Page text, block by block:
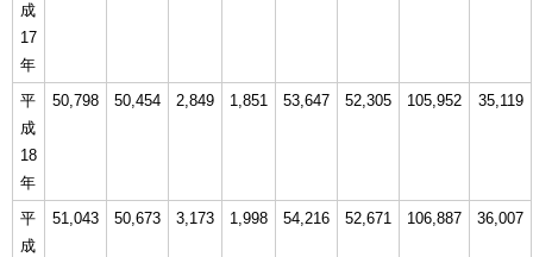
成
17
年
平
成
18
年
50,798 50,454 2,849 1,851 53,647 52,305 105,952 35,119
平
成
51,043 50,673 3,173 1,998 54,216 52,671 106,887 36,007